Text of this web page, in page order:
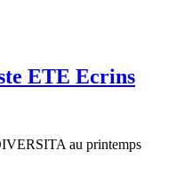
ETE Ecrins
au printemps